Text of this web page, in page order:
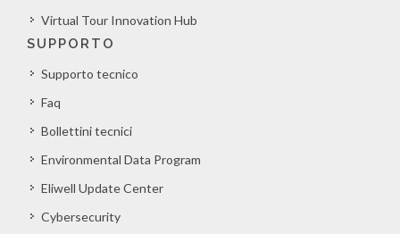
Virtual Tour Innovation Hub
SUPPORTO
Supporto tecnico
Faq
Bollettini tecnici
Environmental Data Program
Eliwell Update Center
Cybersecurity